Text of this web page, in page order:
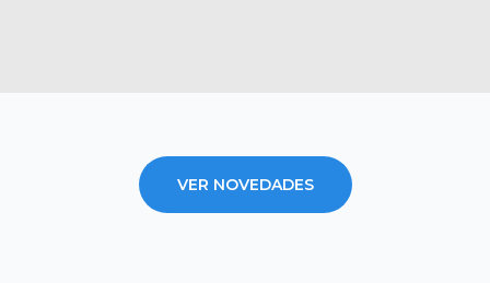
VER NOVEDADES